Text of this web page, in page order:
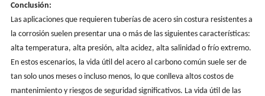
Conclusión:
Las aplicaciones que requieren tuberías de acero sin costura resistentes a
la corrosión suelen presentar una o más de las siguientes características:
alta temperatura, alta presión, alta acidez, alta salinidad o frío extremo.
En estos escenarios, la vida útil del acero al carbono común suele ser de
tan solo unos meses o incluso menos, lo que conlleva altos costos de
mantenimiento y riesgos de seguridad significativos. La vida útil de las